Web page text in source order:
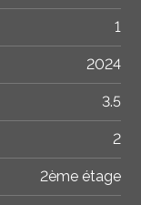
1
2024
3.5
2
2ème étage